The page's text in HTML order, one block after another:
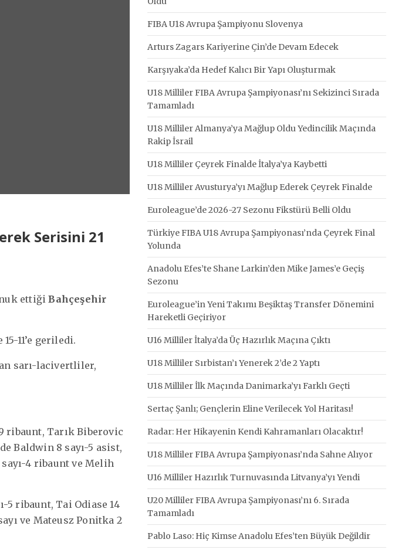
Serisini 21
ettiğiBahçeşehir
11’e geriledi.
sarı-lacivertliler,
ribaunt, Tarık Biberovic
Baldwin 8 sayı-5 asist,
4 ribaunt ve Melih
5 ribaunt, Tai Odiase 14
ve Mateusz Ponitka 2
FIBA U18 Avrupa Şampiyonu Slovenya
Arturs Zagars Kariyerine Çin’de Devam Edecek
Karşıyaka’da Hedef Kalıcı Bir Yapı Oluşturmak
U18 Milliler FIBA Avrupa Şampiyonası’nı Sekizinci Sırada
Tamamladı
U18 Milliler Almanya’ya Mağlup Oldu Yedincilik Maçında
Rakip İsrail
U18 Milliler Çeyrek Finalde İtalya’ya Kaybetti
U18 Milliler Avusturya’yı Mağlup Ederek Çeyrek Finalde
Euroleague’de 2026-27 Sezonu Fikstürü Belli Oldu
Türkiye FIBA U18 Avrupa Şampiyonası’nda Çeyrek Final
Yolunda
Anadolu Efes’te Shane Larkin’den Mike James’e Geçiş
Sezonu
Euroleague’in Yeni Takımı Beşiktaş Transfer Dönemini
Hareketli Geçiriyor
U16 Milliler İtalya’da Üç Hazırlık Maçına Çıktı
U18 Milliler Sırbistan’ı Yenerek 2’de 2 Yaptı
U18 Milliler İlk Maçında Danimarka’yı Farklı Geçti
Sertaç Şanlı; Gençlerin Eline Verilecek Yol Haritası!
Radar: Her Hikayenin Kendi Kahramanları Olacaktır!
U18 Milliler FIBA Avrupa Şampiyonası’nda Sahne Alıyor
U16 Milliler Hazırlık Turnuvasında Litvanya’yı Yendi
U20 Milliler FIBA Avrupa Şampiyonası’nı 6. Sırada
Tamamladı
Pablo Laso: Hiç Kimse Anadolu Efes’ten Büyük Değildir